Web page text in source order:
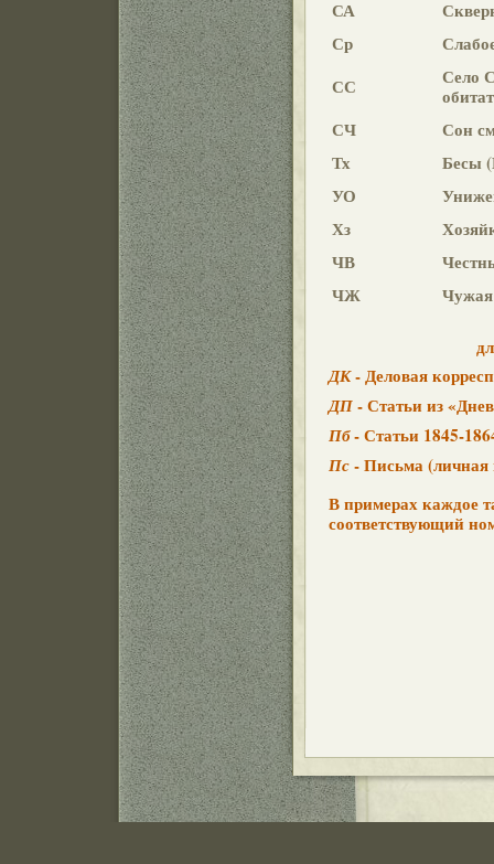
СА
Ср
СС
Село
СЧ
Сон
Тх
Бесы
УО
Хз
ЧВ
ЧЖ
ДК- Деловая
ДП- Статьи из
Пб- Статьи 1845-
Пс- Письма (личная
В примерах каждое
соответствующий